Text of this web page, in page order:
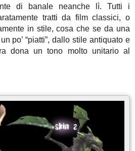
di banale neanche lì. Tutti i
tratti da film classici, o
in stile, cosa che se da una
po’ “piatti”, dallo stile antiquato e
dona un tono molto unitario al